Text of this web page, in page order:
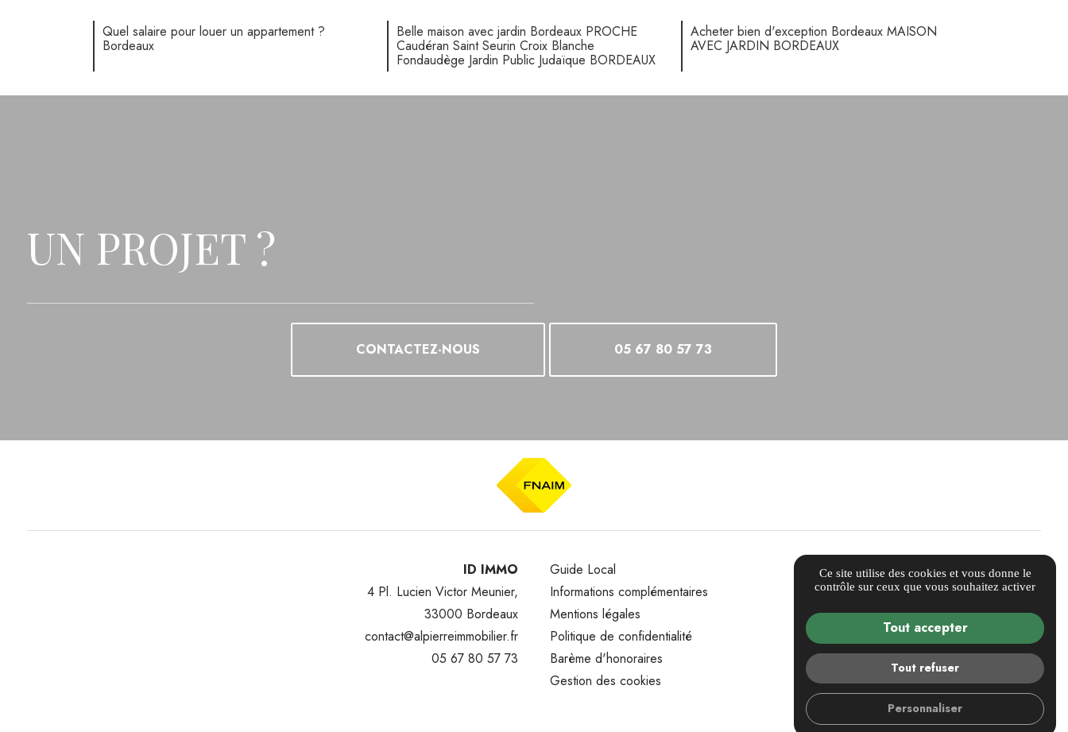
Quel salaire pour louer un appartement ?
Bordeaux
Belle maison avec jardin Bordeaux PROCHE
Caudéran Saint Seurin Croix Blanche
Fondaudège Jardin Public Judaïque BORDEAUX
Acheter bien d'exception Bordeaux MAISON
AVEC JARDIN BORDEAUX
UN PROJET ?
CONTACTEZ-NOUS 05 67 80 57 73
ID IMMO
4 Pl. Lucien Victor Meunier,
33000 Bordeaux
contact@alpierreimmobilier.fr
05 67 80 57 73
Guide Local
Informations complémentaires
Mentions légales
Politique de confidentialité
Barème d'honoraires
Gestion des cookies
Ce site utilise des cookies et vous donne le
contrôle sur ceux que vous souhaitez activer
Tout accepter
Tout refuser
Personnaliser